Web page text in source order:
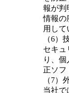
報が判
情報の
用して
（6）
セキュ
り、
正ソフ
（7）
当社で